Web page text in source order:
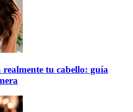
realmente tu cabello: guía